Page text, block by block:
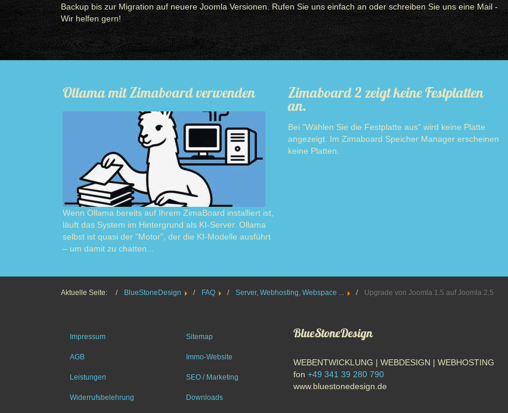
Backup bis zur Migration auf neuere Joomla Versionen. Rufen Sie uns einfach an oder schreiben Sie uns eine Mail -
Wir helfen gern!
Ollama mit Zimaboard verwenden
Wenn Ollama bereits auf Ihrem ZimaBoard installiert ist,
läuft das System im Hintergrund als KI-Server. Ollama
selbst ist quasi der "Motor", der die KI-Modelle ausführt
– um damit zu chatten...
Zimaboard 2 zeigt keine Festplatten
an.
Bei "Wählen Sie die Festplatte aus" wird keine Platte
angezeigt. Im Zimaboard Speicher Manager erscheinen
keine Platten.
Aktuelle Seite: BlueStoneDesign FAQ Server, Webhosting, Webspace ... Upgrade von Joomla 1.5 auf Joomla 2.5
Impressum
AGB
Leistungen
Widerrufsbelehrung
Sitemap
Immo-Website
SEO / Marketing
Downloads
BlueStoneDesign
WEBENTWICKLUNG | WEBDESIGN | WEBHOSTING
fon +49 341 39 280 790
www.bluestonedesign.de